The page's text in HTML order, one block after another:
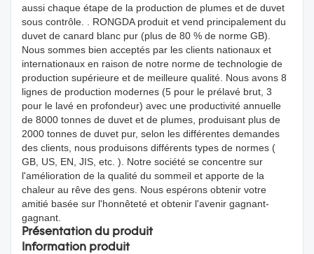
aussi chaque étape de la production de plumes et de duvet
sous contrôle. . RONGDA produit et vend principalement du
duvet de canard blanc pur (plus de 80 % de norme GB).
Nous sommes bien acceptés par les clients nationaux et
internationaux en raison de notre norme de technologie de
production supérieure et de meilleure qualité. Nous avons 8
lignes de production modernes (5 pour le prélavé brut, 3
pour le lavé en profondeur) avec une productivité annuelle
de 8000 tonnes de duvet et de plumes, produisant plus de
2000 tonnes de duvet pur, selon les différentes demandes
des clients, nous produisons différents types de normes (
GB, US, EN, JIS, etc. ). Notre société se concentre sur
l'amélioration de la qualité du sommeil et apporte de la
chaleur au rêve des gens. Nous espérons obtenir votre
amitié basée sur l'honnêteté et obtenir l'avenir gagnant-
gagnant.
Présentation du produit
Information produit